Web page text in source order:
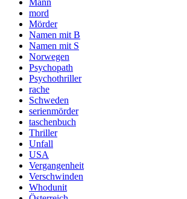
mord
Mörder
Namen mit B
Namen mit S
Norwegen
Psychopath
Psychothriller
rache
Schweden
serienmörder
taschenbuch
Thriller
Unfall
USA
Vergangenheit
Verschwinden
Whodunit